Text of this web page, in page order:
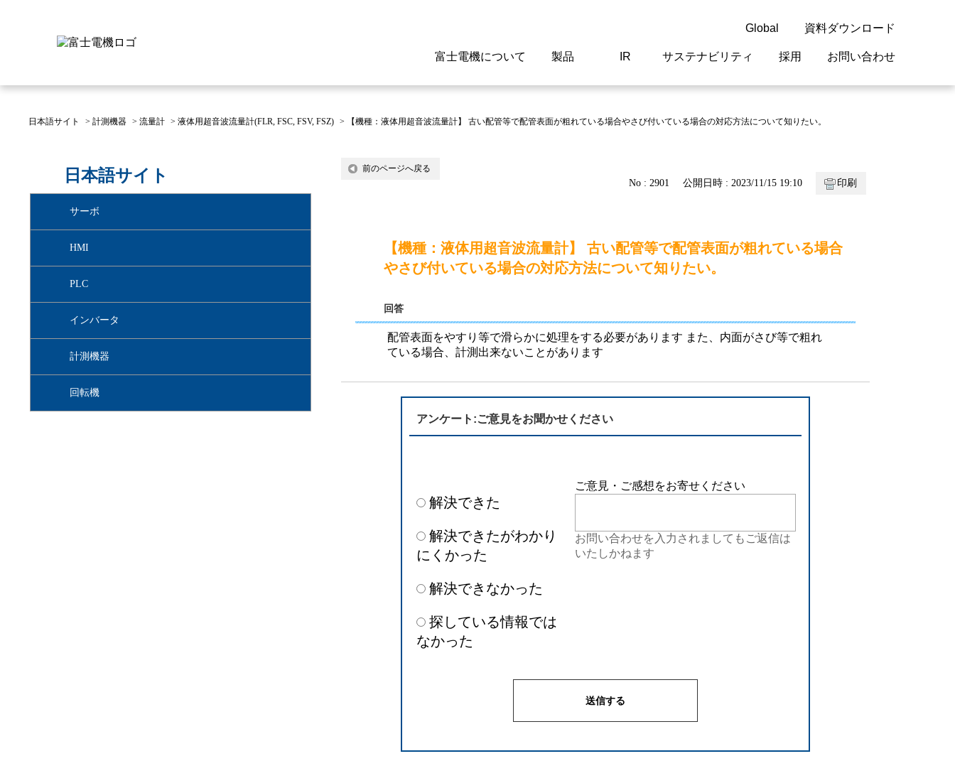
Global
閉じる
資料ダウンロード
富士電機について
富士電機についてのトップ
へ
ご挨拶
企業活動 研究開発
製品
駆動制御機器
監視制御システム 監視・診断システム
半導体 発電設備
セミナー・研修情報
IR
株主・投資家情報のトップ
へ
経営情報
サステナビリティ
サステナビリティのトップ
へ
マテリアリティ
採用
新卒採用情報
お問い合わせ
よくあるご質問
日本語サイト > 計測機器 > 流量計 > 液体用超音波流量計(FLR, FSC, FSV, FSZ) > 【機種：液体用超音波流量計】 古い配管等で配管表面が粗れている場合やさび付いている場合の対応方法について知りたい。
日本語サイト
サーボ
HMI
PLC
インバータ
計測機器
回転機
前のページへ戻る
No : 2901 公開日時 : 2023/11/15 19:10 印刷
【機種：液体用超音波流量計】 古い配管等で配管表面が粗れている場合
やさび付いている場合の対応方法について知りたい。
回答
配管表面をやすり等で滑らかに処理をする必要があります また、内面がさび等で粗れ
ている場合、計測出来ないことがあります
アンケート:ご意見をお聞かせください
解決できた
解決できたがわかり
にくかった
解決できなかった
探している情報では
なかった
ご意見・ご感想をお寄せください
お問い合わせを入力されましてもご返信は
いたしかねます